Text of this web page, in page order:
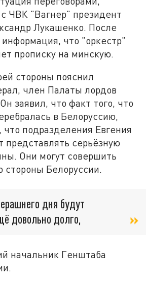
ЧВК "Вагнер" президент
Лукашенко. После
информация, что "оркестр"
прописку на минскую.
стороны пояснил
член Палаты лордов
заявил, что факт того, что
в Белоруссию,
подразделения Евгения
представлять серьёзную
Они могут совершить
стороны Белоруссии.
дня будут
довольно долго,
начальник Генштаба